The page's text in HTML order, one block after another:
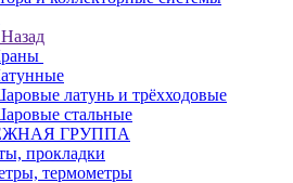
Назад
латунь и трёхходовые
стальные
ГРУППА
прокладки
термометры